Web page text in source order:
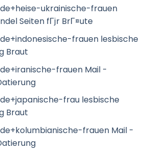
ukrainische-frauen
Seiten fГјr BrГ¤ute
frauen lesbische
Braut
frauen Mail -
frau lesbische
Braut
frauen Mail -